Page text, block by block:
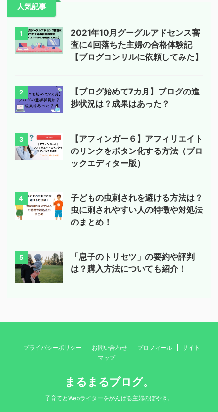
人気記事
1
2021年10月グーグルアドセンス審
査に4回落ちた主婦の合格体験記
【ブログコンサルに依頼してみた】
2
【ブログ始めて7カ月】ブログの進
捗状況は？成果はあった？
3
【アフィンガー６】アフィリエイト
のリンクをボタン化する方法（ブロ
ックエディター版）
4
子どもの虫刺されを避ける方法は？
虫に刺されやすい人の特徴や対処法
のまとめ！
5
「息子のトリセツ」の要約や評判
は？購入方法についても紹介！
プライバシーポリシー お問い合わせ プロフィール
サイト
マップ
まるまるブログ。
子育てとWebライターをがんばる主婦のぼやき。